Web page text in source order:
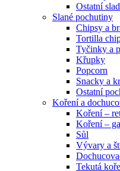
Ostatní
Slané pochutiny
Chipsy a
Tortilla
Tyčinky a
Křupky
Popcorn
Snacky a
Ostatní
Koření a
Koření –
Koření –
Sůl
Vývary a
Tekutá